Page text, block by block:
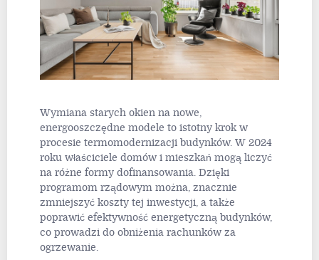
Wymiana starych okien na nowe,
energooszczędne modele to istotny krok w
procesie termomodernizacji budynków. W 2024
roku właściciele domów i mieszkań mogą liczyć
na różne formy dofinansowania. Dzięki
programom rządowym można, znacznie
zmniejszyć koszty tej inwestycji, a także
poprawić efektywność energetyczną budynków,
co prowadzi do obniżenia rachunków za
ogrzewanie.